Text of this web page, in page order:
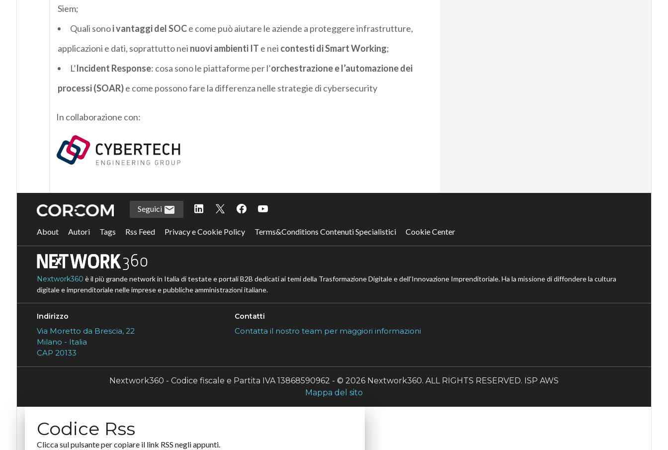
Siem;
Quali sonoi vantaggi del SOCe come può aiutare le aziende a proteggere infrastrutture,
applicazioni e dati, soprattutto nei nuovi ambienti IT e nei contesti di Smart Working;
L’Incident Response: cosa sono le piattaforme per l’orchestrazione e l’automazione dei
processi (SOAR)e come possono fare la differenza nelle strategie di cybersecurity
In collaborazione con:
Seguici
About Autori Tags Rss Feed Privacy e Cookie Policy Terms&Conditions Contenuti Specialistici Cookie Center
Nextwork360 è il più grande network in Italia di testate e portali B2B dedicati ai temi della Trasformazione Digitale e dell’Innovazione Imprenditoriale. Ha la missione di diffondere la cultura
digitale e imprenditoriale nelle imprese e pubbliche amministrazioni italiane.
Indirizzo
Via Moretto da Brescia, 22
Milano - Italia
CAP 20133
Contatti
Contatta il nostro team per maggiori informazioni
Nextwork360 - Codice fiscale e Partita IVA 13868590962 - © 2026 Nextwork360. ALL RIGHTS RESERVED. ISP AWS
Mappa del sito
Codice Rss
Clicca sul pulsante per copiare il link RSS negli appunti.